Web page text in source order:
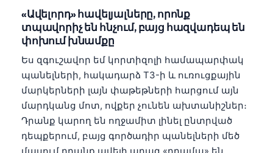
«Ավելորդ» հավելյալները, որոնք
տպավորիչ են հնչում, բայց հազվադեպ են
փոխում խնամքը
Ես զգուշավոր եմ կորտիզոլի համապարփակ
պանելների, հակադարձ T3-ի և ուռուցքային
մարկերների լայն փաթեթների հարցում այն
մարդկանց մոտ, ովքեր չունեն ախտանիշներ։
Դրանք կարող են ողջամիտ լինել ընտրված
դեպքերում, բայց գործադիր պանելների մեծ
մասում դրանք ավելի արագ «դրամա» են